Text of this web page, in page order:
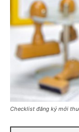
Checklist đăng ký mới